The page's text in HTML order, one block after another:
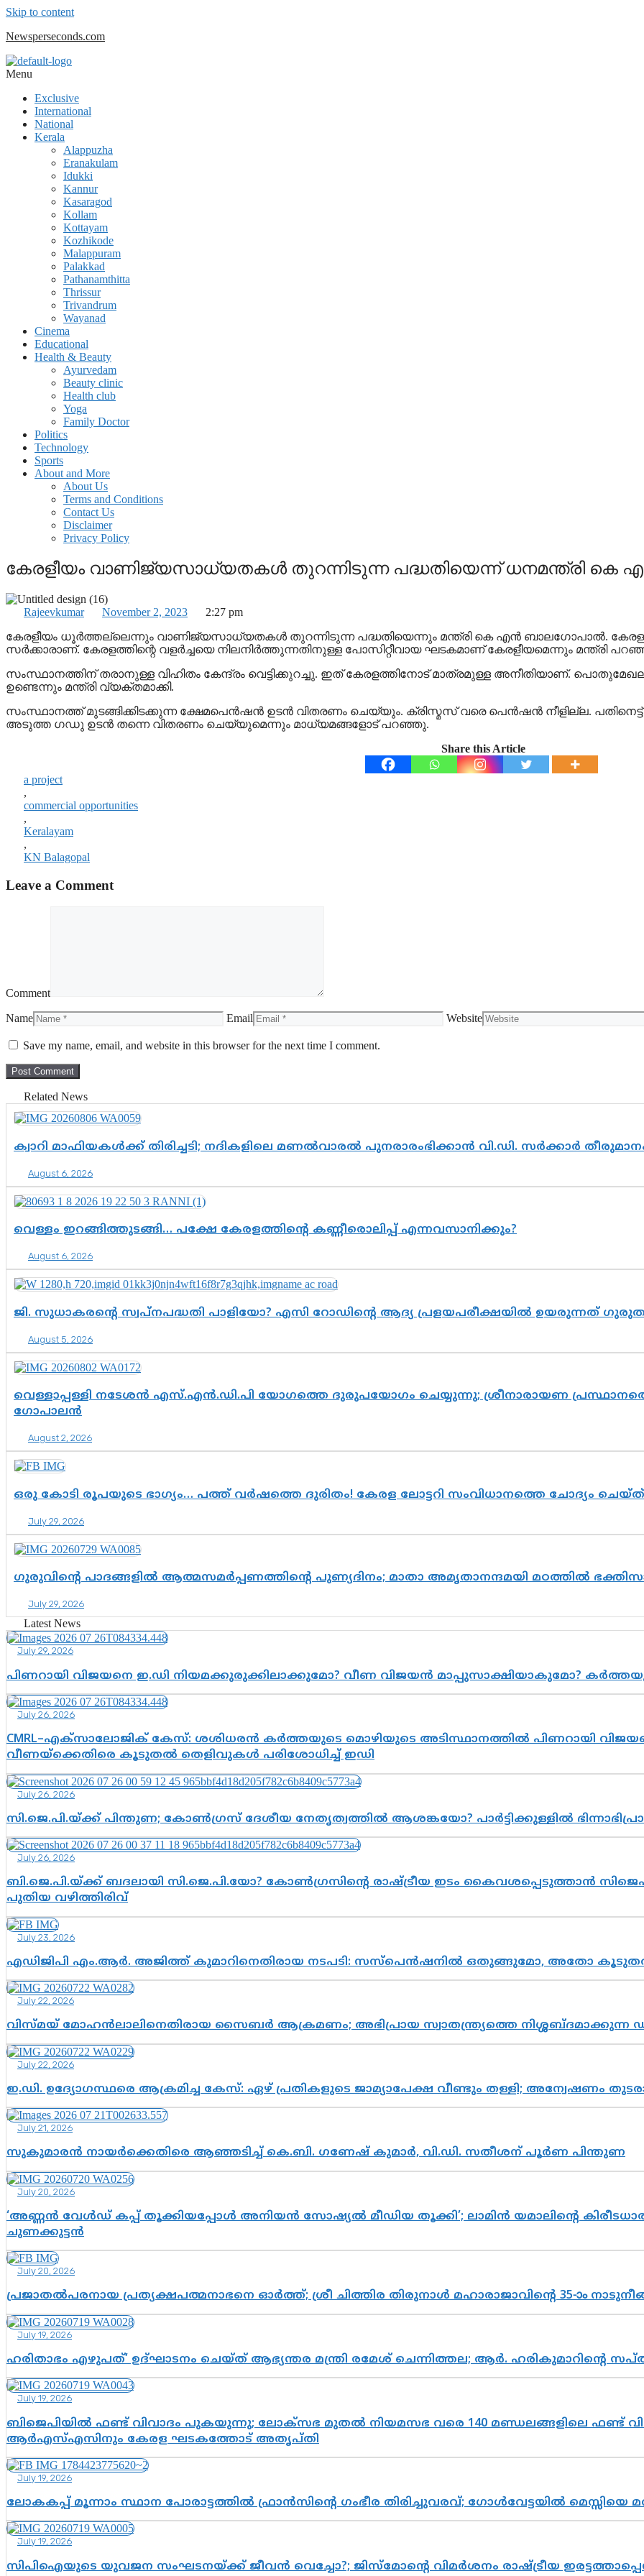
Skip to content
Newsperseconds.com
Menu
Exclusive
International
National
Kerala
Alappuzha
Eranakulam
Idukki
Kannur
Kasaragod
Kollam
Kottayam
Kozhikode
Malappuram
Palakkad
Pathanamthitta
Thrissur
Trivandrum
Wayanad
Cinema
Educational
Health & Beauty
Ayurvedam
Beauty clinic
Health club
Yoga
Family Doctor
Politics
Technology
Sports
About and More
About Us
Terms and Conditions
Contact Us
Disclaimer
Privacy Policy
കേരളീയം വാണിജ്യസാധ്യതകൾ തുറന്നിടുന്ന പദ്ധതിയെന്ന് ധനമന്ത്രി
Rajeevkumar November 2, 2023
2:27 pm
കേരളീയം ധൂർത്തല്ലെന്നും വാണിജ്യസാധ്യതകൾ തുറന്നിടുന്ന പദ്ധതിയെന്നും മന്ത്രി കെ എൻ ബാലഗോപാൽ.
സർക്കാരാണ്. കേരളത്തിന്റെ വളർച്ചയെ നിലനിർത്തുന്നതിനുള്ള പോസിറ്റീവായ ഘടകമാണ് കേരളീയമെന്നും മന്ത്രി
സംസ്ഥാനത്തിന് തരാനുള്ള വിഹിതം കേന്ദ്രം വെട്ടിക്കുറച്ചു. ഇത് കേരളത്തിനോട് മാത്രമുള്ള അനീതിയാണ്.
ഉണ്ടെന്നും മന്ത്രി വ്യക്തമാക്കി.
സംസ്ഥാനത്ത് മുടങ്ങിക്കിടക്കുന്ന ക്ഷേമപെന്‍ഷന്‍ ഉടന്‍ വിതരണം ചെയ്യും. ക്രിസ്മസ് വരെ പെന്‍ഷന്‍ നീളില്ല.
അടുത്ത ഗഡു ഉടന്‍ തന്നെ വിതരണം ചെയ്യുമെന്നും മാധ്യമങ്ങളോട് പറഞ്ഞു.
Share this Article
a project
,
commercial opportunities
,
Keralayam
,
KN Balagopal
Leave a Comment
Comment
Name Email Website
Save my name, email, and website in this browser for the next time I comment.
Related News
ക്വാറി മാഫിയകൾക്ക് തിരിച്ചടി; നദികളിലെ മണൽവാരൽ പുനരാരംഭിക്കാൻ വി.ഡി. സർക്കാർ
August 6, 2026
വെള്ളം ഇറങ്ങിത്തുടങ്ങി… പക്ഷേ കേരളത്തിന്റെ കണ്ണീരൊലിപ്പ് എന്നവസാനിക്കും?
August 6, 2026
ജി. സുധാകരന്റെ സ്വപ്നപദ്ധതി പാളിയോ? എസി റോഡിന്റെ ആദ്യ പ്രളയപരീക്ഷയിൽ ഉയരുന്നത്
August 5, 2026
വെള്ളാപ്പള്ളി നടേശൻ എസ്.എൻ.ഡി.പി യോഗത്തെ ദുരുപയോഗം ചെയ്യുന്നു; ശ്രീനാരായണ
ഗോപാലൻ
August 2, 2026
ഒരു കോടി രൂപയുടെ ഭാഗ്യം… പത്ത് വർഷത്തെ ദുരിതം! കേരള ലോട്ടറി സംവിധാനത്തെ ചോദ്യം
July 29, 2026
ഗുരുവിന്റെ പാദങ്ങളിൽ ആത്മസമർപ്പണത്തിന്റെ പുണ്യദിനം; മാതാ അമൃതാനന്ദമയി മഠത്തിൽ
July 29, 2026
Latest News
July 29, 2026
പിണറായി വിജയനെ ഇ.ഡി നിയമക്കുരുക്കിലാക്കുമോ? വീണ വിജയൻ മാപ്പുസാക്ഷിയാകുമോ?
July 26, 2026
CMRL–എക്‌സാലോജിക് കേസ്: ശശിധരൻ കർത്തയുടെ മൊഴിയുടെ അടിസ്ഥാനത്തിൽ പിണറായി
വീണയ്‌ക്കെതിരെ കൂടുതൽ തെളിവുകൾ പരിശോധിച്ച് ഇഡി
July 26, 2026
സി.ജെ.പി.യ്ക്ക് പിന്തുണ; കോൺഗ്രസ് ദേശീയ നേതൃത്വത്തിൽ ആശങ്കയോ? പാർട്ടിക്കുള്ളിൽ
July 26, 2026
ബി.ജെ.പി.യ്ക്ക് ബദലായി സി.ജെ.പി.യോ? കോൺഗ്രസിന്റെ രാഷ്ട്രീയ ഇടം കൈവശപ്പെടുത്താൻ
പുതിയ വഴിത്തിരിവ്
July 23, 2026
എഡിജിപി എം.ആർ. അജിത്ത് കുമാറിനെതിരായ നടപടി: സസ്പെൻഷനിൽ ഒതുങ്ങുമോ, അതോ
July 22, 2026
വിസ്മയ് മോഹൻലാലിനെതിരായ സൈബർ ആക്രമണം; അഭിപ്രായ സ്വാതന്ത്ര്യത്തെ നിശ്ശബ്ദമാക്കുന്ന
July 22, 2026
ഇ.ഡി. ഉദ്യോഗസ്ഥരെ ആക്രമിച്ച കേസ്: ഏഴ് പ്രതികളുടെ ജാമ്യാപേക്ഷ വീണ്ടും തള്ളി; അന്വേഷണം
July 21, 2026
സുകുമാരൻ നായർക്കെതിരെ ആഞ്ഞടിച്ച് കെ.ബി. ഗണേഷ് കുമാർ, വി.ഡി. സതീശന് പൂർണ പിന്തുണ
July 20, 2026
‘അണ്ണൻ വേൾഡ് കപ്പ് തൂക്കിയപ്പോൾ അനിയൻ സോഷ്യൽ മീഡിയ തൂക്കി’; ലാമിൻ യമാലിന്റെ
ചുണക്കുട്ടൻ
July 20, 2026
പ്രജാതൽപരനായ പ്രത്യക്ഷപത്മനാഭനെ ഓർത്ത്; ശ്രീ ചിത്തിര തിരുനാൾ മഹാരാജാവിന്റെ 35-ാം
July 19, 2026
ഹരിതാഭം എഴുപത്’ ഉദ്ഘാടനം ചെയ്ത് ആഭ്യന്തര മന്ത്രി രമേശ് ചെന്നിത്തല; ആർ.
July 19, 2026
ബിജെപിയിൽ ഫണ്ട് വിവാദം പുകയുന്നു; ലോക്സഭ മുതൽ നിയമസഭ വരെ 140 മണ്ഡലങ്ങളിലെ ഫണ്ട്
ആർഎസ്എസിനും കേരള ഘടകത്തോട് അതൃപ്തി
July 19, 2026
ലോകകപ്പ് മൂന്നാം സ്ഥാന പോരാട്ടത്തിൽ ഫ്രാൻസിന്റെ ഗംഭീര തിരിച്ചുവരവ്; ഗോൾവേട്ടയിൽ മെസ്സിയെ
July 19, 2026
സിപിഐയുടെ യുവജന സംഘടനയ്ക്ക് ജീവൻ വെച്ചോ?; ജിസ്മോന്റെ വിമർശനം രാഷ്ട്രീയ